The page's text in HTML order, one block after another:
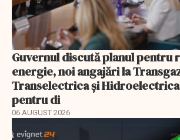
Guvernul discută planul pentru
energie, noi angajări la
Transelectrica și
pentru di
06 AUGUST 2026